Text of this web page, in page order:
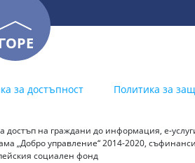
за достъпност Политика за
на граждани до информация, е-
„Добро управление“ 2014-2020,
социален фонд